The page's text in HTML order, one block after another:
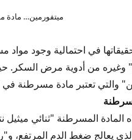
ميتفورمين… مادة
تحقيقاتها في احتمالية وجود
وغيره من أدوية مرض السكر.
تعتبر مادة مسرطنة في ٣ دول معينة.
المادة المسرطنة "ثنائي
يعالج ضغط الدم المرتفع،